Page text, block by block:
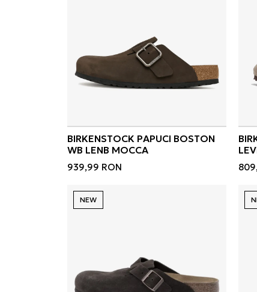
BIRKENSTOCK PAPUCI BOSTON
WB LENB MOCCA
939,99 RON
NEW